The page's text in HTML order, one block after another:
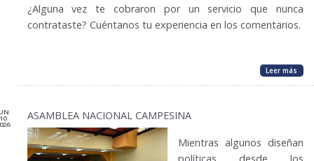
¿Alguna vez te cobraron por un servicio que nunca
contrataste? Cuéntanos tu experiencia en los comentarios.
Leer más
10 ASAMBLEA NACIONAL CAMPESINA
Mientras algunos diseñan